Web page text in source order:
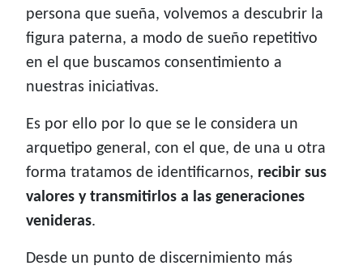
persona que sueña, volvemos a descubrir la
figura paterna, a modo de sueño repetitivo
en el que buscamos consentimiento a
nuestras iniciativas.
Es por ello por lo que se le considera un
arquetipo general, con el que, de una u otra
forma tratamos de identificarnos, recibir sus
valores y transmitirlos a las generaciones
venideras.
Desde un punto de discernimiento más